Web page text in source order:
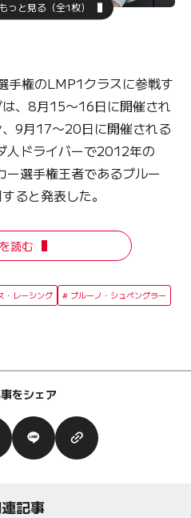
っと見る（全1枚）
手権のLMP1クラスに参戦す
、8月15〜16日に開催され
9月17〜20日に開催される
人ドライバーで2012年の
選手権王者であるブルー
ると発表した。
読む
・レーシング ブルーノ・シュペングラー
をシェア
記事